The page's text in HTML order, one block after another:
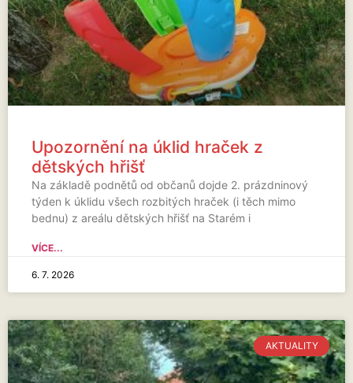
Upozornění na úklid hraček z
dětských hřišť
Na základě podnětů od občanů dojde 2. prázdninový
týden k úklidu všech rozbitých hraček (i těch mimo
bednu) z areálu dětských hřišť na Starém i
VÍCE...
6. 7. 2026
AKTUALITY